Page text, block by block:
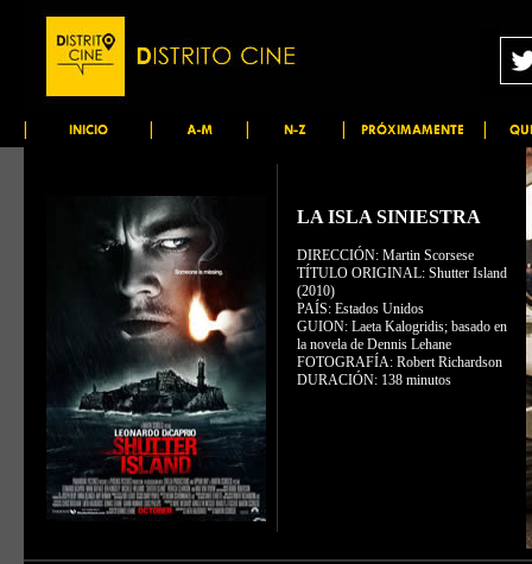
LA ISLA SINIESTRA
DIRECCIÓN: Martin Scorsese
TÍTULO ORIGINAL: Shutter Island
(2010)
PAÍS: Estados Unidos
GUION: Laeta Kalogridis; basado en
la novela de Dennis Lehane
FOTOGRAFÍA: Robert Richardson
DURACIÓN: 138 minutos